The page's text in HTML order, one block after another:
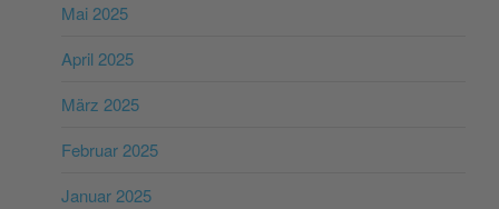
Mai 2025
April 2025
März 2025
Februar 2025
Januar 2025